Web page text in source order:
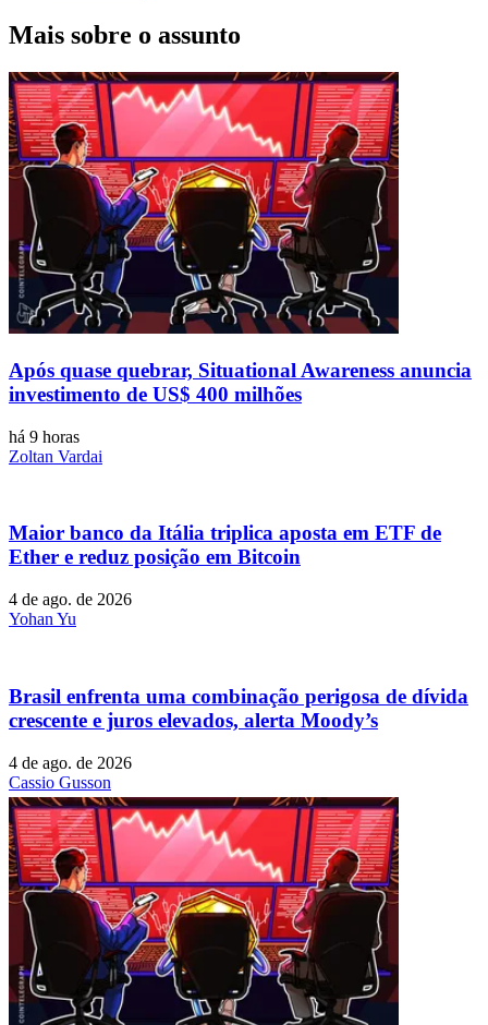
Mais sobre o assunto
Após quase quebrar, Situational Awareness anuncia
investimento de US$ 400 milhões
há 9 horas
Zoltan Vardai
Maior banco da Itália triplica aposta em ETF de
Ether e reduz posição em Bitcoin
4 de ago. de 2026
Yohan Yu
Brasil enfrenta uma combinação perigosa de dívida
crescente e juros elevados, alerta Moody’s
4 de ago. de 2026
Cassio Gusson